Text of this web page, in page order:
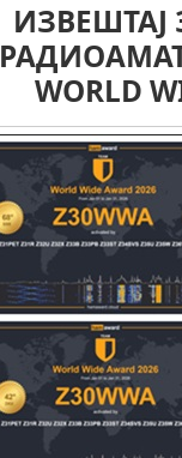
ИЗВЕШТАЈ
WORLD